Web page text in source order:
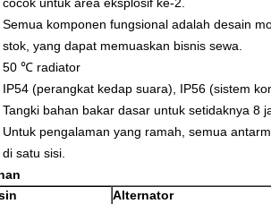
Semua komponen fungsional adalah desain
stok, yang dapat memuaskan bisnis sewa.
50 ℃ radiator
IP54 (perangkat kedap suara), IP56 (sistem
Tangki bahan bakar dasar untuk setidaknya 8
Untuk pengalaman yang ramah, semua
di satu sisi.
Alternator